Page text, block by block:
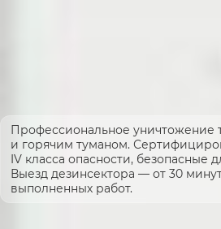
Профессиональное уничтожение
и горячим туманом.
IV класса опасности, безопасные
Выезд дезинсектора — от 30
выполненных работ.